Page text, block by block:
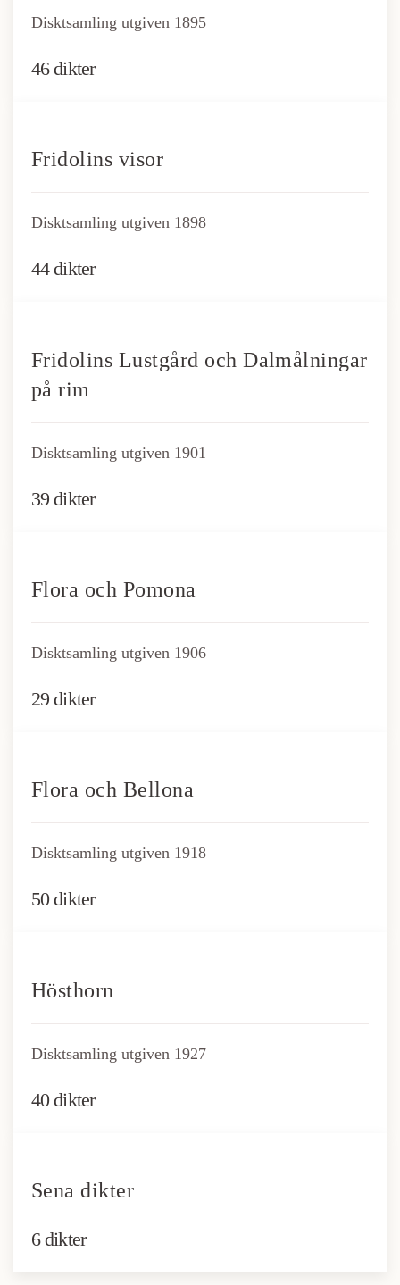
Disktsamling utgiven 1895
46 dikter
Fridolins visor
Disktsamling utgiven 1898
44 dikter
Fridolins Lustgård och Dalmålningar
på rim
Disktsamling utgiven 1901
39 dikter
Flora och Pomona
Disktsamling utgiven 1906
29 dikter
Flora och Bellona
Disktsamling utgiven 1918
50 dikter
Hösthorn
Disktsamling utgiven 1927
40 dikter
Sena dikter
6 dikter